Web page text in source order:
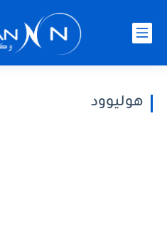
هوليوود